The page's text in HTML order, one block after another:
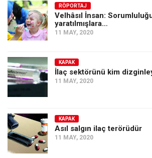
RÖPORTAJ
Velhâsıl İnsan:
yaratılmışlara…
11 MAY, 2020
KAPAK
İlaç sektörünü kim
11 MAY, 2020
KAPAK
Asıl salgın ilaç terörüdür
11 MAY, 2020